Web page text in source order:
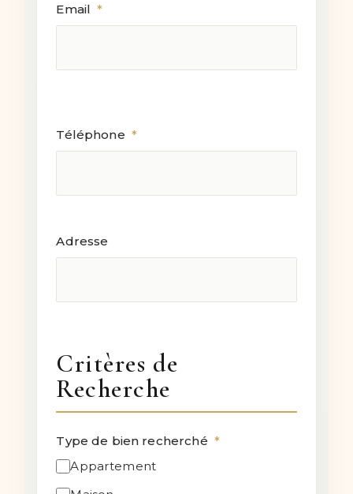
Email *
Téléphone *
Adresse
Critères de
Recherche
Type de bien recherché *
Appartement